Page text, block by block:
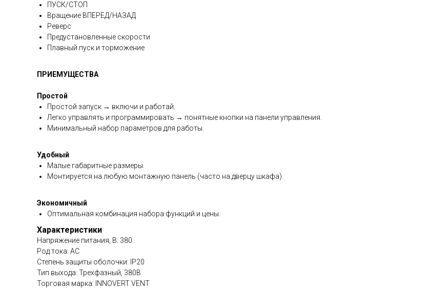
ПУСК/СТОП
Вращение ВПЕРЕД/НАЗАД
Реверс
Предустановленные скорости
Плавный пуск и торможение
ПРИЕМУЩЕСТВА
Простой
Простой запуск → включи и работай.
Легко управлять и программировать → понятные кнопки на панели управления.
Минимальный набор параметров для работы.
Удобный
Малые габаритные размеры.
Монтируется на любую монтажную панель (часто на дверцу шкафа).
Экономичный
Оптимальная комбинация набора функций и цены.
Характеристики
Напряжение питания, В: 380
Род тока: AC
Степень защиты оболочки: IP20
Тип выхода: Трехфазный, 380В
Торговая марка: INNOVERT VENT